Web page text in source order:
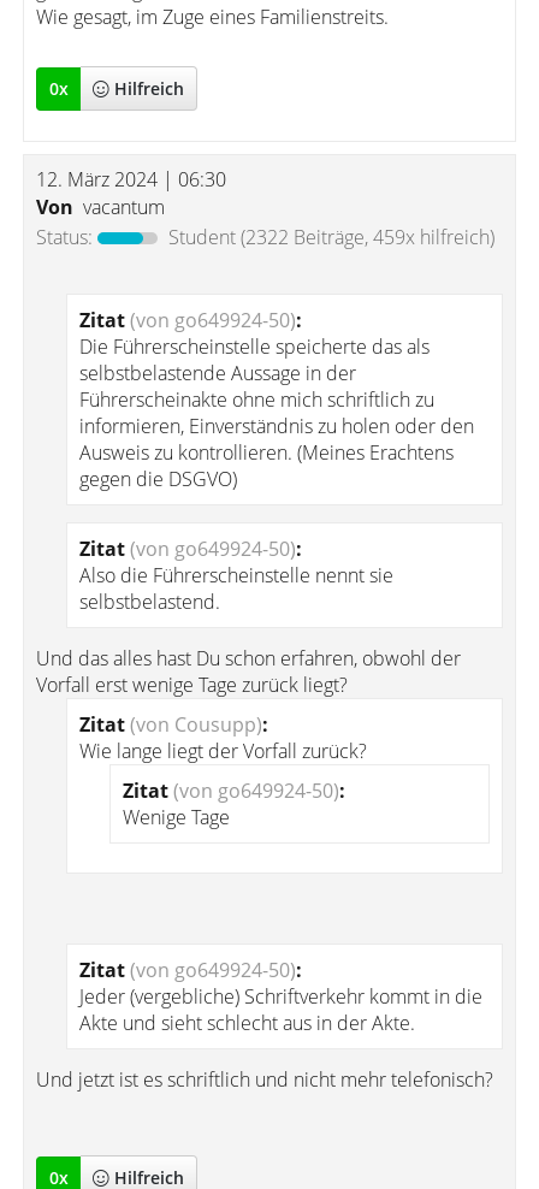
Wie gesagt, im Zuge eines Familienstreits.
0x Hilfreich
12. März 2024 | 06:30
Von vacantum
Status:
Student(2322 Beiträge, 459x hilfreich)
Zitat(von go649924-50):
Die Führerscheinstelle speicherte das als
selbstbelastende Aussage in der
Führerscheinakte ohne mich schriftlich zu
informieren, Einverständnis zu holen oder den
Ausweis zu kontrollieren. (Meines Erachtens
gegen die DSGVO)
Zitat(von go649924-50):
Also die Führerscheinstelle nennt sie
selbstbelastend.
Und das alles hast Du schon erfahren, obwohl der
Vorfall erst wenige Tage zurück liegt?
Zitat(von Cousupp):
Wie lange liegt der Vorfall zurück?
Zitat(von go649924-50):
Wenige Tage
Zitat(von go649924-50):
Jeder (vergebliche) Schriftverkehr kommt in die
Akte und sieht schlecht aus in der Akte.
Und jetzt ist es schriftlich und nicht mehr telefonisch?
0x Hilfreich